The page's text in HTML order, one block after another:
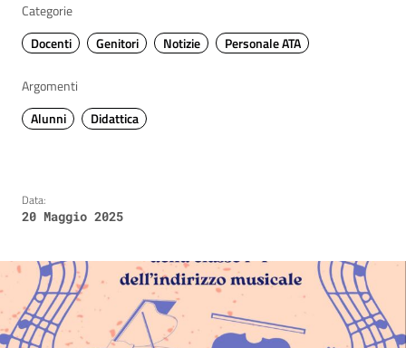
Categorie
Docenti
Genitori Notizie Personale ATA
Argomenti
Alunni
Didattica
Data:
20 Maggio 2025